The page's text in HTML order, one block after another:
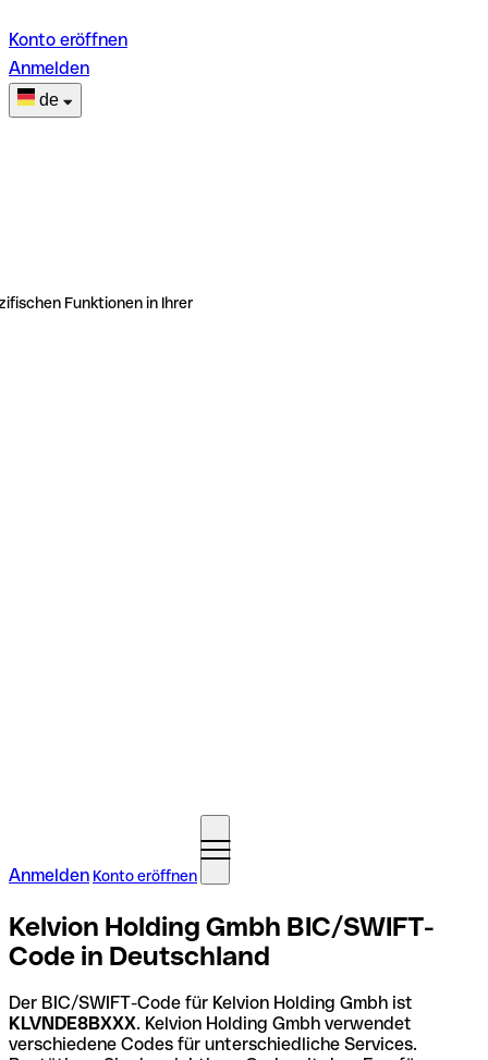
Konto eröffnen
Anmelden
de
Funktionen in Ihrer
Anmelden Konto eröffnen
Kelvion Holding Gmbh BIC/SWIFT-
Code in Deutschland
Der BIC/SWIFT-Code für Kelvion Holding Gmbh ist
KLVNDE8BXXX. Kelvion Holding Gmbh verwendet
verschiedene Codes für unterschiedliche Services.